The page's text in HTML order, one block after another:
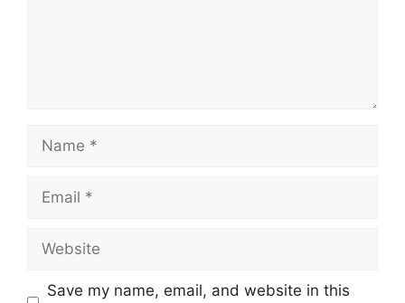
Save my name, email, and website in this